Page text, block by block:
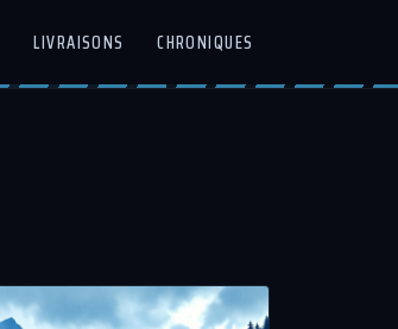
LIVRAISONS CHRONIQUES